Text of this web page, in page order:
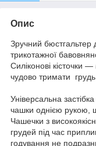
Опис
Зручний бюстгальтер
трикотажної
Силіконові кісточки
чудово тримати грудь.
Універсальна
чашки однією рукою,
Чашечки з
грудей під час
годування не